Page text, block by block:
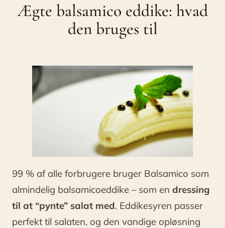
eddike:
bruges
Ægte balsamico eddike: hvad
den bruges til
99 % af alle forbrugere bruger Balsamico som
almindelig balsamicoeddike – som en dressing
til at “pynte” salat med. Eddikesyren passer
perfekt til salaten, og den vandige opløsning